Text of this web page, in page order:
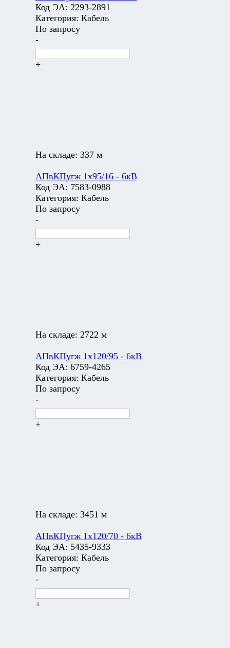
Код ЭА: 2293-2891
Категория: Кабель
По запросу
-
+
На складе: 337 м
АПвКПугж 1х95/16 - 6кВ
Код ЭА: 7583-0988
Категория: Кабель
По запросу
-
+
На складе: 2722 м
АПвКПугж 1х120/95 - 6кВ
Код ЭА: 6759-4265
Категория: Кабель
По запросу
-
+
На складе: 3451 м
АПвКПугж 1х120/70 - 6кВ
Код ЭА: 5435-9333
Категория: Кабель
По запросу
-
+